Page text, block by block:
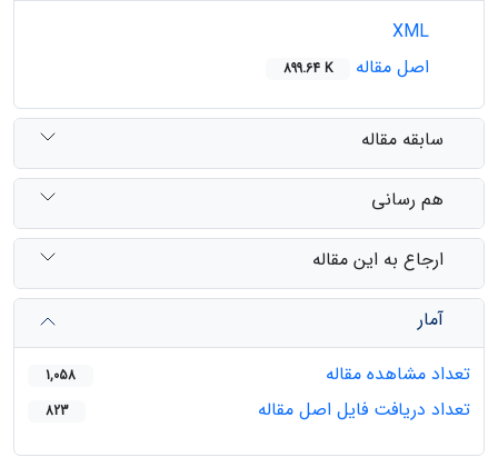
اصل مقاله
899.64 K
سابقه مقاله
هم رسانی
ارجاع به این مقاله
آمار
تعداد مشاهده مقاله
1,058
تعداد دریافت فایل اصل مقاله 823